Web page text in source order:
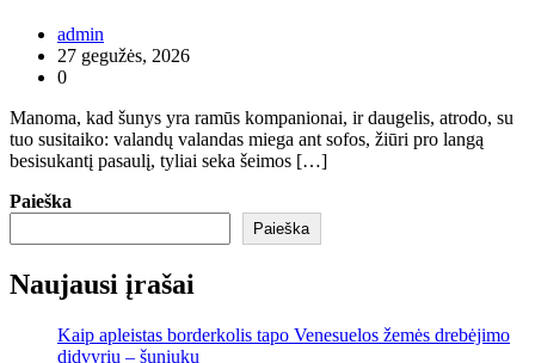
admin
27 gegužės, 2026
0
Manoma, kad šunys yra ramūs kompanionai, ir daugelis, atrodo, su
tuo susitaiko: valandų valandas miega ant sofos, žiūri pro langą
besisukantį pasaulį, tyliai seka šeimos […]
Paieška
Paieška
Naujausi įrašai
Kaip apleistas borderkolis tapo Venesuelos žemės drebėjimo
didvyriu – šuniuku